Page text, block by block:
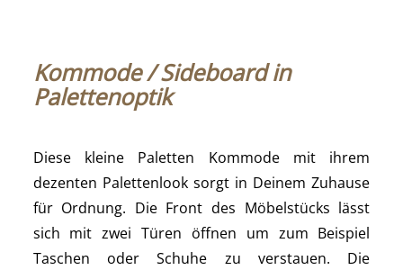
Kommode / Sideboard in
Palettenoptik
Diese kleine Paletten Kommode mit ihrem
dezenten Palettenlook sorgt in Deinem Zuhause
für Ordnung. Die Front des Möbelstücks lässt
sich mit zwei Türen öffnen um zum Beispiel
Taschen oder Schuhe zu verstauen. Die